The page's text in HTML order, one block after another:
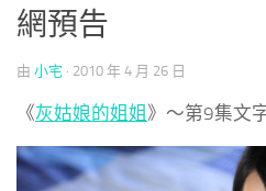
網預告
由 小宅 · 2010 年 4 月 26 日
《灰姑娘的姐姐 》～第9集文